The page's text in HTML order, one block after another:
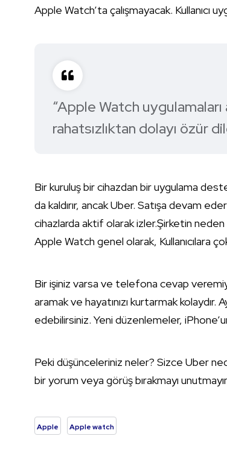
Apple Watch’ta çalışmayacak. Kullanıcı
“Apple Watch
rahatsızlıktan dolayı özür
Bir kuruluş bir cihazdan bir uygulama
da kaldırır, ancak Uber. Satışa devam
cihazlarda aktif olarak izler.Şirketin
Apple Watch genel olarak, Kullanıcılara
Bir işiniz varsa ve telefona cevap
aramak ve hayatınızı kurtarmak kolaydır.
edebilirsiniz. Yeni düzenlemeler,
Peki düşünceleriniz neler? Sizce Uber
bir yorum veya görüş bırakmayı
Apple Apple watch